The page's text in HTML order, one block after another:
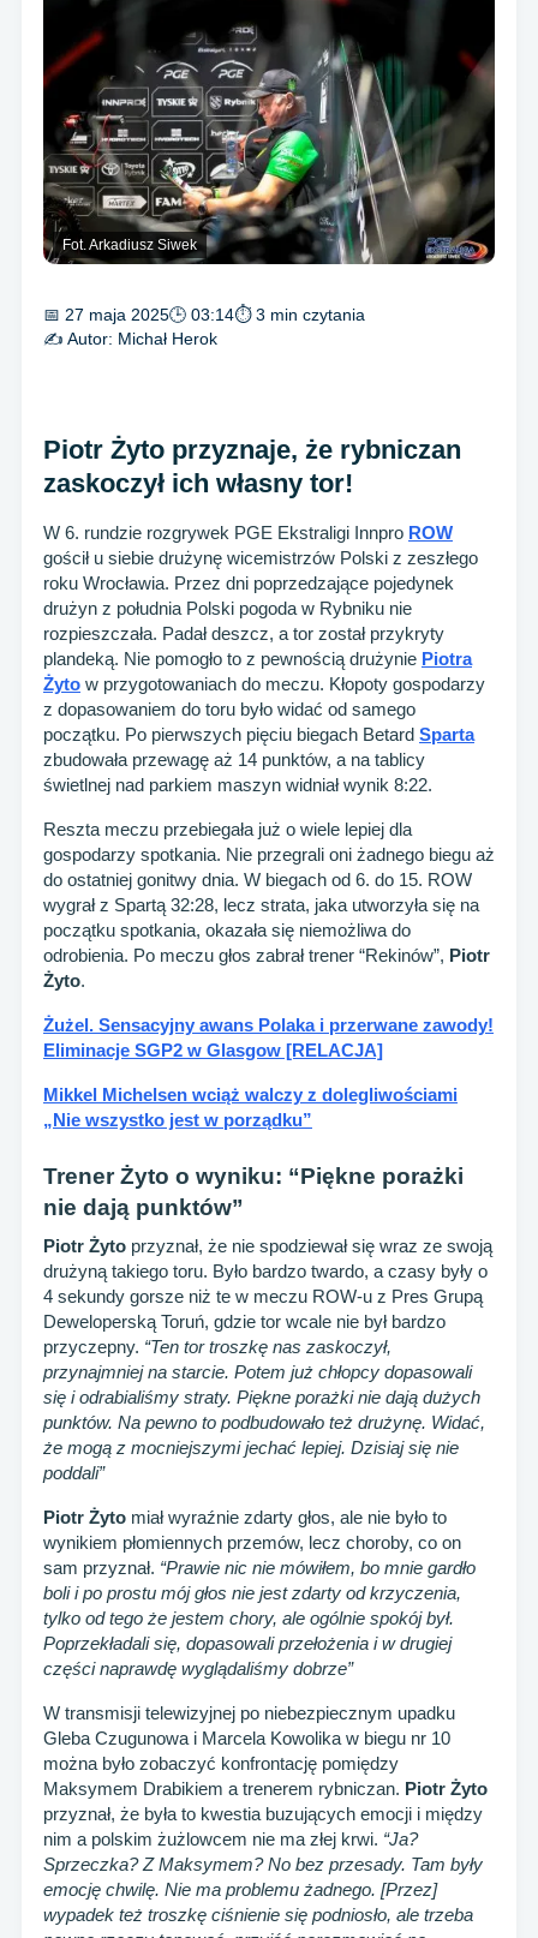
Fot. Arkadiusz Siwek
📅 27 maja 2025🕒 03:14⏱ 3 min czytania
✍️ Autor: Michał Herok
Piotr Żyto przyznaje, że rybniczan
zaskoczył ich własny tor!
W 6. rundzie rozgrywek PGE Ekstraligi Innpro ROW
gościł u siebie drużynę wicemistrzów Polski z zeszłego
roku Wrocławia. Przez dni poprzedzające pojedynek
drużyn z południa Polski pogoda w Rybniku nie
rozpieszczała. Padał deszcz, a tor został przykryty
plandeką. Nie pomogło to z pewnością drużynie Piotra
Żyto w przygotowaniach do meczu. Kłopoty gospodarzy
z dopasowaniem do toru było widać od samego
początku. Po pierwszych pięciu biegach Betard Sparta
zbudowała przewagę aż 14 punktów, a na tablicy
świetlnej nad parkiem maszyn widniał wynik 8:22.
Reszta meczu przebiegała już o wiele lepiej dla
gospodarzy spotkania. Nie przegrali oni żadnego biegu aż
do ostatniej gonitwy dnia. W biegach od 6. do 15. ROW
wygrał z Spartą 32:28, lecz strata, jaka utworzyła się na
początku spotkania, okazała się niemożliwa do
odrobienia. Po meczu głos zabrał trener “Rekinów”, Piotr
Żyto.
Żużel. Sensacyjny awans Polaka i przerwane zawody!
Eliminacje SGP2 w Glasgow [RELACJA]
Mikkel Michelsen wciąż walczy z dolegliwościami
„Nie wszystko jest w porządku”
Trener Żyto o wyniku: “Piękne porażki
nie dają punktów”
Piotr Żyto przyznał, że nie spodziewał się wraz ze swoją
drużyną takiego toru. Było bardzo twardo, a czasy były o
4 sekundy gorsze niż te w meczu ROW-u z Pres Grupą
Deweloperską Toruń, gdzie tor wcale nie był bardzo
przyczepny. “Ten tor troszkę nas zaskoczył,
przynajmniej na starcie. Potem już chłopcy dopasowali
się i odrabialiśmy straty. Piękne porażki nie dają dużych
punktów. Na pewno to podbudowało też drużynę. Widać,
że mogą z mocniejszymi jechać lepiej. Dzisiaj się nie
poddali”
Piotr Żyto miał wyraźnie zdarty głos, ale nie było to
wynikiem płomiennych przemów, lecz choroby, co on
sam przyznał. “Prawie nic nie mówiłem, bo mnie gardło
boli i po prostu mój głos nie jest zdarty od krzyczenia,
tylko od tego że jestem chory, ale ogólnie spokój był.
Poprzekładali się, dopasowali przełożenia i w drugiej
części naprawdę wyglądaliśmy dobrze”
W transmisji telewizyjnej po niebezpiecznym upadku
Gleba Czugunowa i Marcela Kowolika w biegu nr 10
można było zobaczyć konfrontację pomiędzy
Maksymem Drabikiem a trenerem rybniczan. Piotr Żyto
przyznał, że była to kwestia buzujących emocji i między
nim a polskim żużlowcem nie ma złej krwi. “Ja?
Sprzeczka? Z Maksymem? No bez przesady. Tam były
emocję chwilę. Nie ma problemu żadnego. [Przez]
wypadek też troszkę ciśnienie się podniosło, ale trzeba